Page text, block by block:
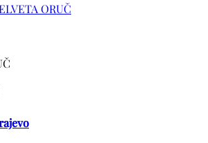
ORUČ